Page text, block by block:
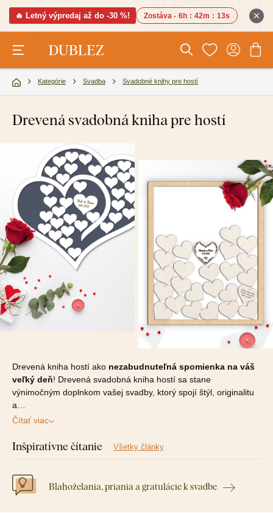
🔥 Letný výpredaj až do -30 %! Zostáva - 6h : 42m : 13s
Kategórie Svadba Svadobné knihy pre hostí
Drevená svadobná kniha pre hostí
Drevená kniha hostí ako nezabudnuteľná spomienka na váš
veľký deň! Drevená svadobná kniha hostí sa stane
výnimočným doplnkom vašej svadby, ktorý spojí štýl, originalitu
a…
Čítať viac
Inšpiratívne čítanie Všetky články
Blahoželania, priania a gratulácie k svadbe